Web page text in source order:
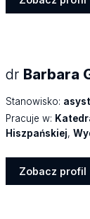
dr Barbara
Stanowisko:
Pracuje w:
Hiszpańskiej,
Zobacz profil